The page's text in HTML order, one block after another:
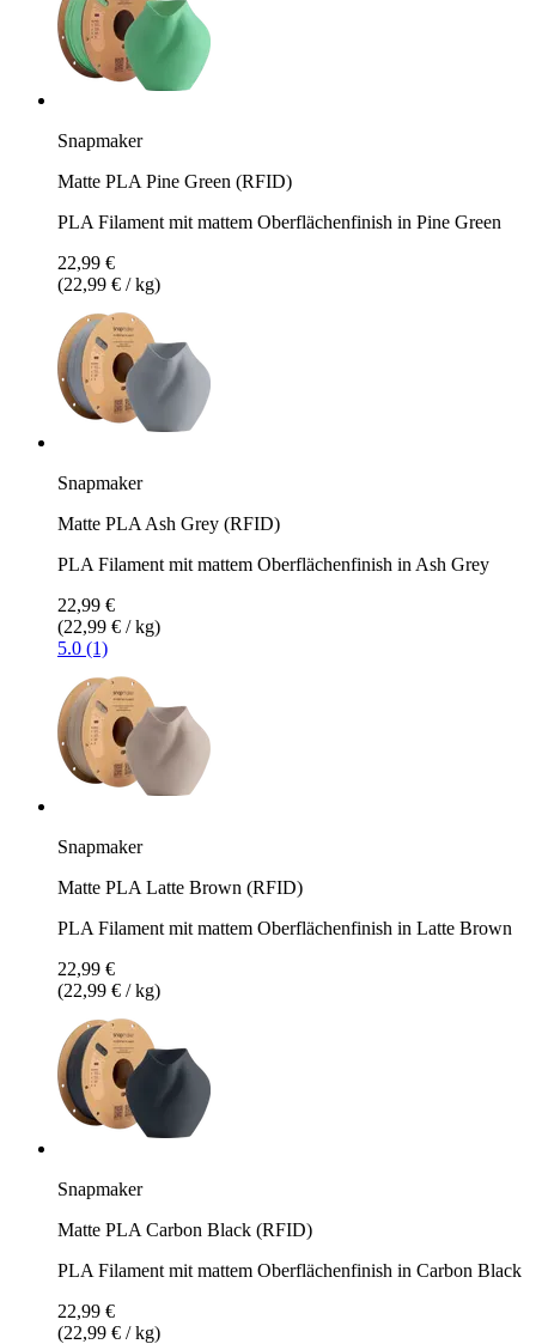
Snapmaker
Matte PLA Pine Green (RFID)
PLA Filament mit mattem Oberflächenfinish in Pine Green
22,99 €
(22,99 € / kg)
Snapmaker
Matte PLA Ash Grey (RFID)
PLA Filament mit mattem Oberflächenfinish in Ash Grey
22,99 €
(22,99 € / kg)
5.0 (1)
Snapmaker
Matte PLA Latte Brown (RFID)
PLA Filament mit mattem Oberflächenfinish in Latte Brown
22,99 €
(22,99 € / kg)
Snapmaker
Matte PLA Carbon Black (RFID)
PLA Filament mit mattem Oberflächenfinish in Carbon Black
22,99 €
(22,99 € / kg)